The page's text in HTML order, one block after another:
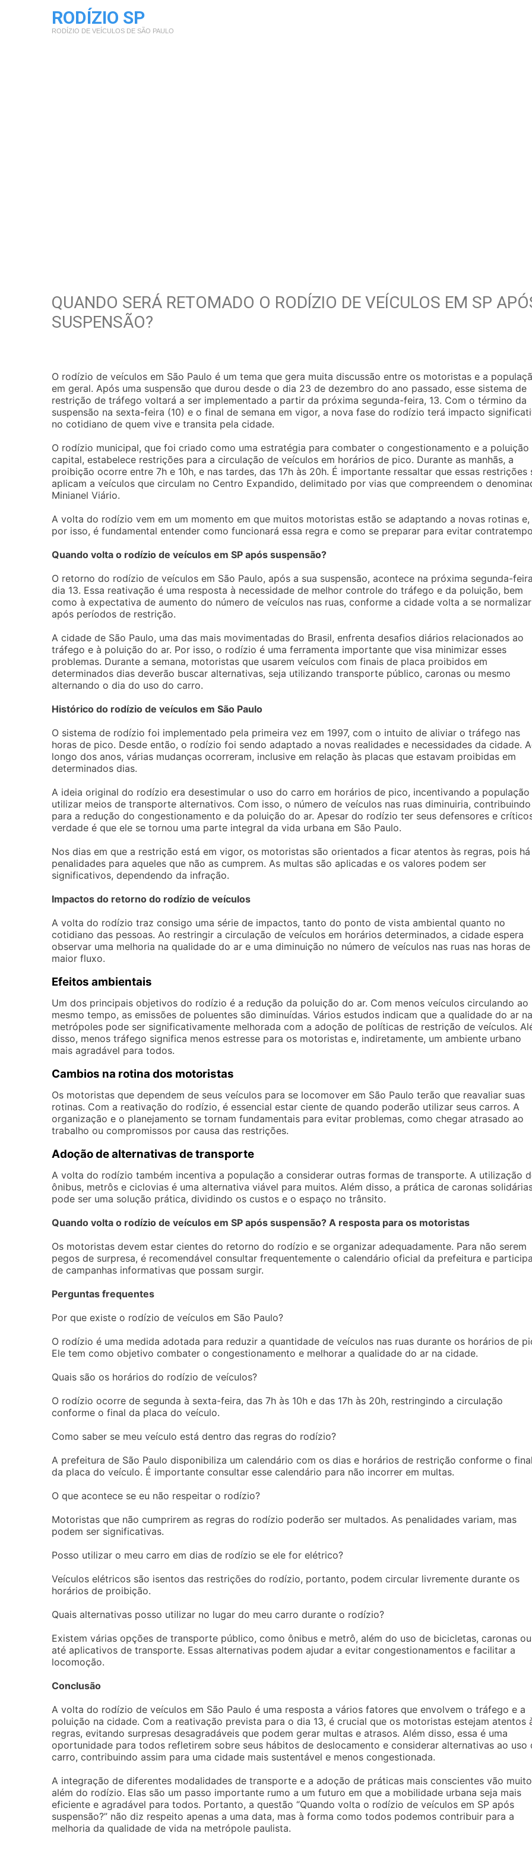
RODÍZIO SP
RODÍZIO DE VEÍCULOS DE SÃO PAULO
QUANDO SERÁ RETOMADO O RODÍZIO DE VEÍCULOS EM SP
SUSPENSÃO?
O rodízio de veículos em São Paulo é um tema que gera muita discussão entre os motoristas e a
em geral. Após uma suspensão que durou desde o dia 23 de dezembro do ano passado, esse sistema de
restrição de tráfego voltará a ser implementado a partir da próxima segunda-feira, 13. Com o término da
suspensão na sexta-feira (10) e o final de semana em vigor, a nova fase do rodízio terá impacto
no cotidiano de quem vive e transita pela cidade.
O rodízio municipal, que foi criado como uma estratégia para combater o congestionamento e a poluição
capital, estabelece restrições para a circulação de veículos em horários de pico. Durante as manhãs, a
proibição ocorre entre 7h e 10h, e nas tardes, das 17h às 20h. É importante ressaltar que essas restrições
aplicam a veículos que circulam no Centro Expandido, delimitado por vias que compreendem o
Minianel Viário.
A volta do rodízio vem em um momento em que muitos motoristas estão se adaptando a novas rotinas e,
por isso, é fundamental entender como funcionará essa regra e como se preparar para evitar
Quando volta o rodízio de veículos em SP após suspensão?
O retorno do rodízio de veículos em São Paulo, após a sua suspensão, acontece na próxima segunda-
dia 13. Essa reativação é uma resposta à necessidade de melhor controle do tráfego e da poluição, bem
como à expectativa de aumento do número de veículos nas ruas, conforme a cidade volta a se normalizar
após períodos de restrição.
A cidade de São Paulo, uma das mais movimentadas do Brasil, enfrenta desafios diários relacionados ao
tráfego e à poluição do ar. Por isso, o rodízio é uma ferramenta importante que visa minimizar esses
problemas. Durante a semana, motoristas que usarem veículos com finais de placa proibidos em
determinados dias deverão buscar alternativas, seja utilizando transporte público, caronas ou mesmo
alternando o dia do uso do carro.
Histórico do rodízio de veículos em São Paulo
O sistema de rodízio foi implementado pela primeira vez em 1997, com o intuito de aliviar o tráfego nas
horas de pico. Desde então, o rodízio foi sendo adaptado a novas realidades e necessidades da cidade.
longo dos anos, várias mudanças ocorreram, inclusive em relação às placas que estavam proibidas em
determinados dias.
A ideia original do rodízio era desestimular o uso do carro em horários de pico, incentivando a população
utilizar meios de transporte alternativos. Com isso, o número de veículos nas ruas diminuiria, contribuindo
para a redução do congestionamento e da poluição do ar. Apesar do rodízio ter seus defensores e
verdade é que ele se tornou uma parte integral da vida urbana em São Paulo.
Nos dias em que a restrição está em vigor, os motoristas são orientados a ficar atentos às regras, pois há
penalidades para aqueles que não as cumprem. As multas são aplicadas e os valores podem ser
significativos, dependendo da infração.
Impactos do retorno do rodízio de veículos
A volta do rodízio traz consigo uma série de impactos, tanto do ponto de vista ambiental quanto no
cotidiano das pessoas. Ao restringir a circulação de veículos em horários determinados, a cidade espera
observar uma melhoria na qualidade do ar e uma diminuição no número de veículos nas ruas nas horas de
maior fluxo.
Efeitos ambientais
Um dos principais objetivos do rodízio é a redução da poluição do ar. Com menos veículos circulando ao
mesmo tempo, as emissões de poluentes são diminuídas. Vários estudos indicam que a qualidade do ar
metrópoles pode ser significativamente melhorada com a adoção de políticas de restrição de veículos.
disso, menos tráfego significa menos estresse para os motoristas e, indiretamente, um ambiente urbano
mais agradável para todos.
Cambios na rotina dos motoristas
Os motoristas que dependem de seus veículos para se locomover em São Paulo terão que reavaliar suas
rotinas. Com a reativação do rodízio, é essencial estar ciente de quando poderão utilizar seus carros. A
organização e o planejamento se tornam fundamentais para evitar problemas, como chegar atrasado ao
trabalho ou compromissos por causa das restrições.
Adoção de alternativas de transporte
A volta do rodízio também incentiva a população a considerar outras formas de transporte. A utilização
ônibus, metrôs e ciclovias é uma alternativa viável para muitos. Além disso, a prática de caronas
pode ser uma solução prática, dividindo os custos e o espaço no trânsito.
Quando volta o rodízio de veículos em SP após suspensão? A resposta para os motoristas
Os motoristas devem estar cientes do retorno do rodízio e se organizar adequadamente. Para não serem
pegos de surpresa, é recomendável consultar frequentemente o calendário oficial da prefeitura e
de campanhas informativas que possam surgir.
Perguntas frequentes
Por que existe o rodízio de veículos em São Paulo?
O rodízio é uma medida adotada para reduzir a quantidade de veículos nas ruas durante os horários de
Ele tem como objetivo combater o congestionamento e melhorar a qualidade do ar na cidade.
Quais são os horários do rodízio de veículos?
O rodízio ocorre de segunda à sexta-feira, das 7h às 10h e das 17h às 20h, restringindo a circulação
conforme o final da placa do veículo.
Como saber se meu veículo está dentro das regras do rodízio?
A prefeitura de São Paulo disponibiliza um calendário com os dias e horários de restrição conforme o final
da placa do veículo. É importante consultar esse calendário para não incorrer em multas.
O que acontece se eu não respeitar o rodízio?
Motoristas que não cumprirem as regras do rodízio poderão ser multados. As penalidades variam, mas
podem ser significativas.
Posso utilizar o meu carro em dias de rodízio se ele for elétrico?
Veículos elétricos são isentos das restrições do rodízio, portanto, podem circular livremente durante os
horários de proibição.
Quais alternativas posso utilizar no lugar do meu carro durante o rodízio?
Existem várias opções de transporte público, como ônibus e metrô, além do uso de bicicletas, caronas ou
até aplicativos de transporte. Essas alternativas podem ajudar a evitar congestionamentos e facilitar a
locomoção.
Conclusão
A volta do rodízio de veículos em São Paulo é uma resposta a vários fatores que envolvem o tráfego e a
poluição na cidade. Com a reativação prevista para o dia 13, é crucial que os motoristas estejam atentos
regras, evitando surpresas desagradáveis que podem gerar multas e atrasos. Além disso, essa é uma
oportunidade para todos refletirem sobre seus hábitos de deslocamento e considerar alternativas ao uso
carro, contribuindo assim para uma cidade mais sustentável e menos congestionada.
A integração de diferentes modalidades de transporte e a adoção de práticas mais conscientes vão muito
além do rodízio. Elas são um passo importante rumo a um futuro em que a mobilidade urbana seja mais
eficiente e agradável para todos. Portanto, a questão “Quando volta o rodízio de veículos em SP após
suspensão?” não diz respeito apenas a uma data, mas à forma como todos podemos contribuir para a
melhoria da qualidade de vida na metrópole paulista.